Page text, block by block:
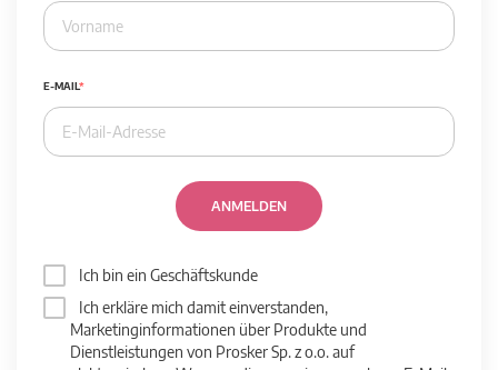
E-MAIL
ANMELDEN
Ich bin ein Geschäftskunde
Ich erkläre mich damit einverstanden,
Marketinginformationen über Produkte und
Dienstleistungen von Prosker Sp. z o.o. auf